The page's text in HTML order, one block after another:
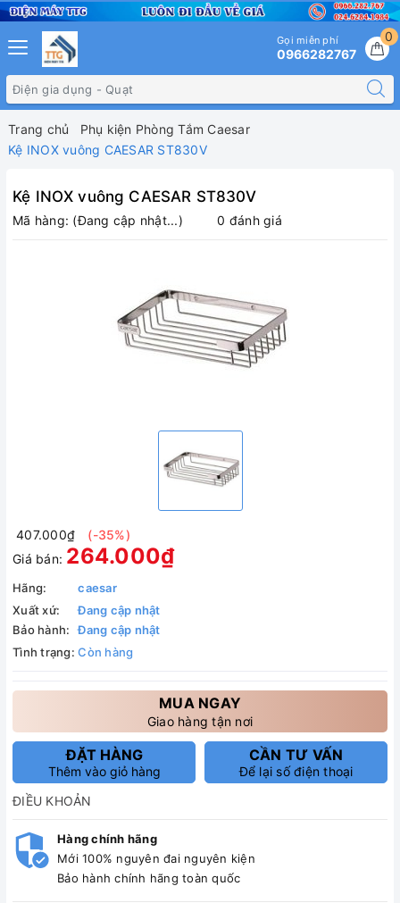
0
Gọi miễn phí
0966282767
Trang chủ
Phụ kiện Phòng Tắm Caesar
Kệ INOX vuông CAESAR ST830V
Kệ INOX vuông CAESAR ST830V
Mã hàng: (Đang cập nhật...) 0 đánh giá
407.000₫
(-35%)
Giá bán: 264.000₫
Hãng:
caesar
Xuất xứ:
Đang cập nhật
Bảo hành:
Đang cập nhật
Tình trạng: Còn hàng
MUA NGAY
Giao hàng tận nơi
ĐẶT HÀNG
Thêm vào giỏ hàng
CẦN TƯ VẤN
Để lại số điện thoại
ĐIỀU KHOẢN
Hàng chính hãng
Mới 100% nguyên đai nguyên kiện
Bảo hành chính hãng toàn quốc